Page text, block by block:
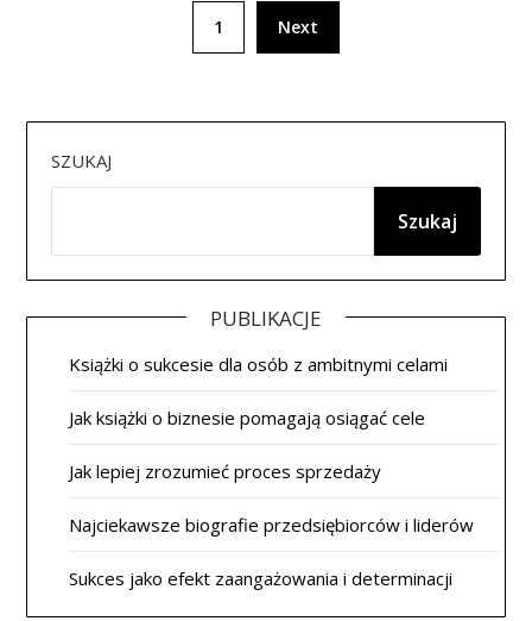
1 Next
SZUKAJ
Szukaj
PUBLIKACJE
Książki o sukcesie dla osób z ambitnymi celami
Jak książki o biznesie pomagają osiągać cele
Jak lepiej zrozumieć proces sprzedaży
Najciekawsze biografie przedsiębiorców i liderów
Sukces jako efekt zaangażowania i determinacji